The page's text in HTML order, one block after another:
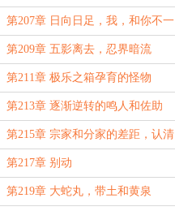
第207章 日向日足，我，和你不一
样！
第209章 五影离去，忍界暗流
第211章 极乐之箱孕育的怪物
第213章 逐渐逆转的鸣人和佐助
第215章 宗家和分家的差距，认清
现实吧！
第217章 别动
第219章 大蛇丸，带土和黄泉